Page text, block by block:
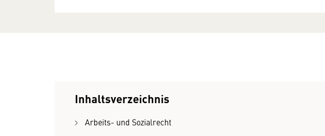
Inhaltsverzeichnis
Arbeits- und Sozialrecht